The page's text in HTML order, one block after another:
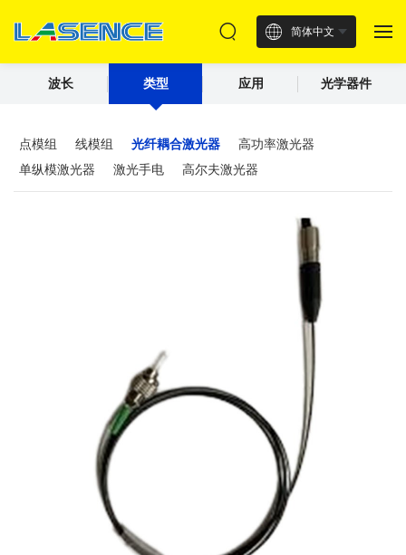
简体中文
波长 类型 应用 光学器件
点模组 线模组 光纤耦合激光器
高功率激光器
单纵模激光器
激光手电 高尔夫激光器